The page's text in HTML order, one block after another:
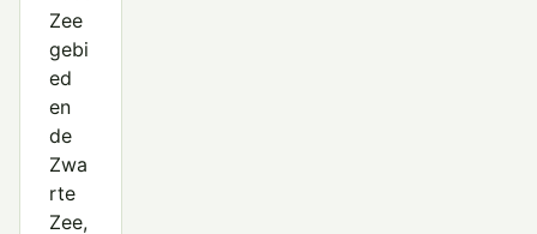
Zee
gebi
ed
en
de
Zwa
rte
Zee,